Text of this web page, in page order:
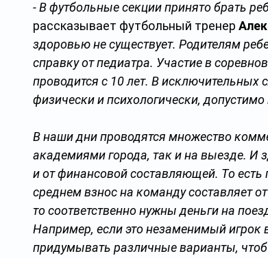
- В футбольные секции принято брать
рассказывает футбольный тренер
здоровью не существует. Родителям
справку от педиатра. Участие в
проводится с 10 лет. В исключительных
физически и психологически,
В наши дни проводятся множество
академиями города, так и на выезде. И
и от финансовой составляющей. То
среднем взнос на команду составляет от
то соответственно нужны деньги на
Например, если это незаменимый игрок
придумывать различные варианты,